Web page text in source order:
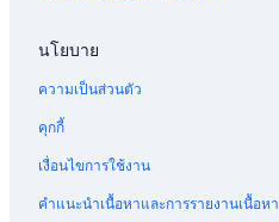
นโยบาย
ความเป็นส่วนตัว
คุกกี้
เงื่อนไขการใช้งาน
คำแนะนำเนื้อหาและการรายงานเนื้อหา